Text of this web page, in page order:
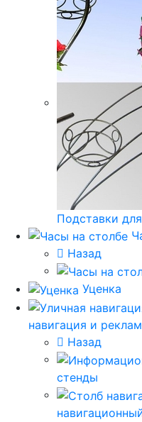
Подставки
Назад
Уценка
навигация и
Назад
стенды